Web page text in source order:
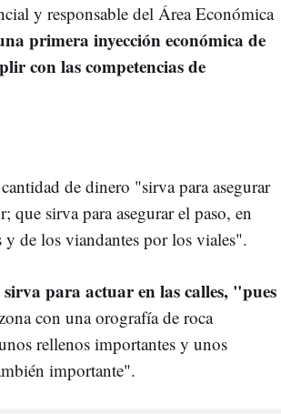
y responsable del Área Económica
primera inyección económica de
con las competencias de
de dinero "sirva para asegurar
que sirva para asegurar el paso, en
de los viandantes por los viales".
para actuar en las calles, "pues
con una orografía de roca
rellenos importantes y unos
importante".